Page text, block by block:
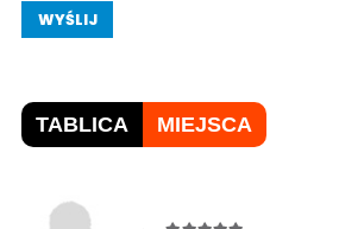
WYŚLIJ
TABLICA MIEJSCA